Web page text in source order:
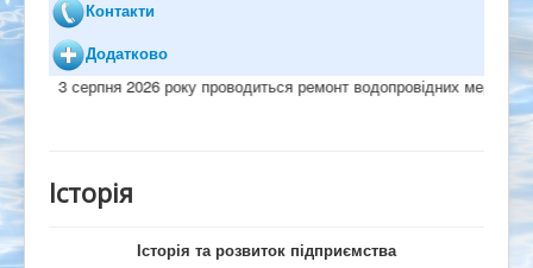
Контакти
Додатково
3 серпня 2026 року проводиться ремонт водопровідних мереж на
Історія
Історія та розвиток підприємства